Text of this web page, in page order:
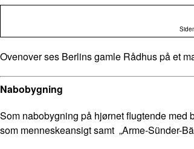
Ovenover ses Berlins gamle Rådhus på et
Nabobygning
Som nabobygning på hjørnet flugtende med
som menneskeansigt samt „Arme-Sünder-